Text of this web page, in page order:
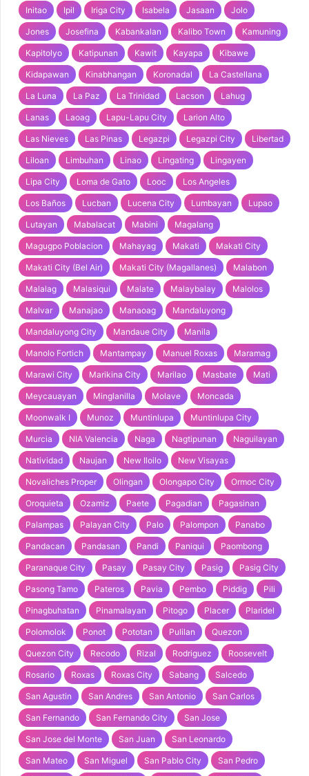
Initao Ipil Iriga City Isabela Jasaan Jolo
Jones Josefina Kabankalan Kalibo Town Kamuning
Kapitolyo Katipunan Kawit Kayapa Kibawe
Kidapawan Kinabhangan Koronadal La Castellana
La Luna La Paz La Trinidad Lacson Lahug
Lanas Laoag Lapu-Lapu City Larion Alto
Las Nieves Las Pinas Legazpi Legazpi City Libertad
Liloan Limbuhan Linao Lingating Lingayen
Lipa City Loma de Gato Looc Los Angeles
Los Baños Lucban Lucena City Lumbayan Lupao
Lutayan Mabalacat Mabini Magalang
Magugpo Poblacion Mahayag Makati Makati City
Makati City (Bel Air) Makati City (Magallanes) Malabon
Malalag Malasiqui Malate Malaybalay Malolos
Malvar Manajao Manaoag Mandaluyong
Mandaluyong City Mandaue City Manila
Manolo Fortich Mantampay Manuel Roxas Maramag
Marawi City Marikina City Marilao Masbate Mati
Meycauayan Minglanilla Molave Moncada
Moonwalk I Munoz Muntinlupa Muntinlupa City
Murcia NIA Valencia Naga Nagtipunan Naguilayan
Natividad Naujan New Iloilo New Visayas
Novaliches Proper Olingan Olongapo City Ormoc City
Oroquieta Ozamiz Paete Pagadian Pagasinan
Palampas Palayan City Palo Palompon Panabo
Pandacan Pandasan Pandi Paniqui Paombong
Paranaque City Pasay Pasay City Pasig Pasig City
Pasong Tamo Pateros Pavia Pembo Piddig Pili
Pinagbuhatan Pinamalayan Pitogo Placer Plaridel
Polomolok Ponot Pototan Pulilan Quezon
Quezon City Recodo Rizal Rodriguez Roosevelt
Rosario Roxas Roxas City Sabang Salcedo
San Agustin San Andres San Antonio San Carlos
San Fernando San Fernando City San Jose
San Jose del Monte San Juan San Leonardo
San Mateo San Miguel San Pablo City San Pedro